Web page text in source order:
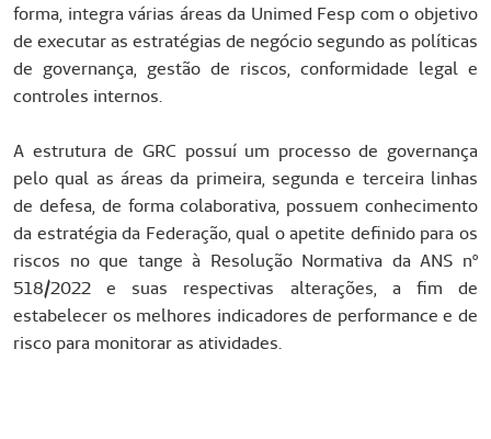
forma, integra várias áreas da Unimed Fesp com o objetivo
de executar as estratégias de negócio segundo as políticas
de governança, gestão de riscos, conformidade legal e
controles internos.
A estrutura de GRC possuí um processo de governança
pelo qual as áreas da primeira, segunda e terceira linhas
de defesa, de forma colaborativa, possuem conhecimento
da estratégia da Federação, qual o apetite definido para os
riscos no que tange à Resolução Normativa da ANS nº
518/2022 e suas respectivas alterações, a fim de
estabelecer os melhores indicadores de performance e de
risco para monitorar as atividades.